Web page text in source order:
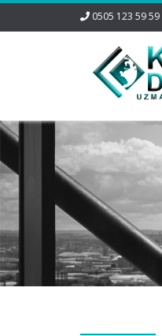
0505 123 59 59